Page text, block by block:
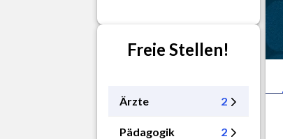
Freie Stellen!
Ärzte 2
Pädagogik 2